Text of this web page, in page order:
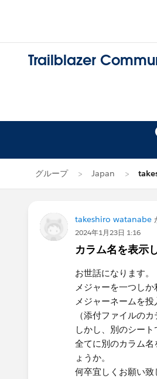
Trailblazer
グループ Japan
takeshiro watanabe
2024年1月23日 1:16
カラム名を表示
お世話になります。
メジャーを一つしか
メジャーネームを
（添付ファイルの
しかし、別のシー
全てに別のカラム
ょうか。
何卒宜しくお願い致